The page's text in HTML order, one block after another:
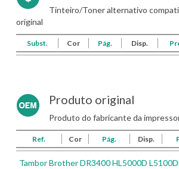
Tinteiro/Toner alternativo
original
Subst. Cor Pág. Disp.
Produto original
Produto do fabricante da
Ref. Cor Pág. Disp.
Tambor Brother DR3400 HL5000D